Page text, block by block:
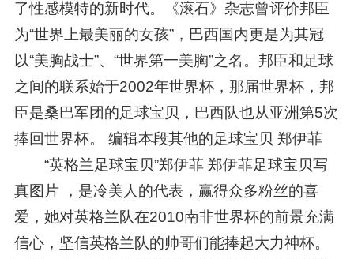
了性感模特的新时代。《滚石》杂志曾评价邦臣
为“世界上最美丽的女孩”，巴西国内更是为其冠
以“美胸战士”、“世界第一美胸”之名。邦臣和足球
之间的联系始于2002年世界杯，那届世界杯，邦
臣是桑巴军团的足球宝贝，巴西队也从亚洲第5次
捧回世界杯。 编辑本段其他的足球宝贝 郑伊菲
“英格兰足球宝贝”郑伊菲 郑伊菲足球宝贝写
真图片 ，是冷美人的代表，赢得众多粉丝的喜
爱，她对英格兰队在2010南非世界杯的前景充满
信心，坚信英格兰队的帅哥们能捧起大力神杯。